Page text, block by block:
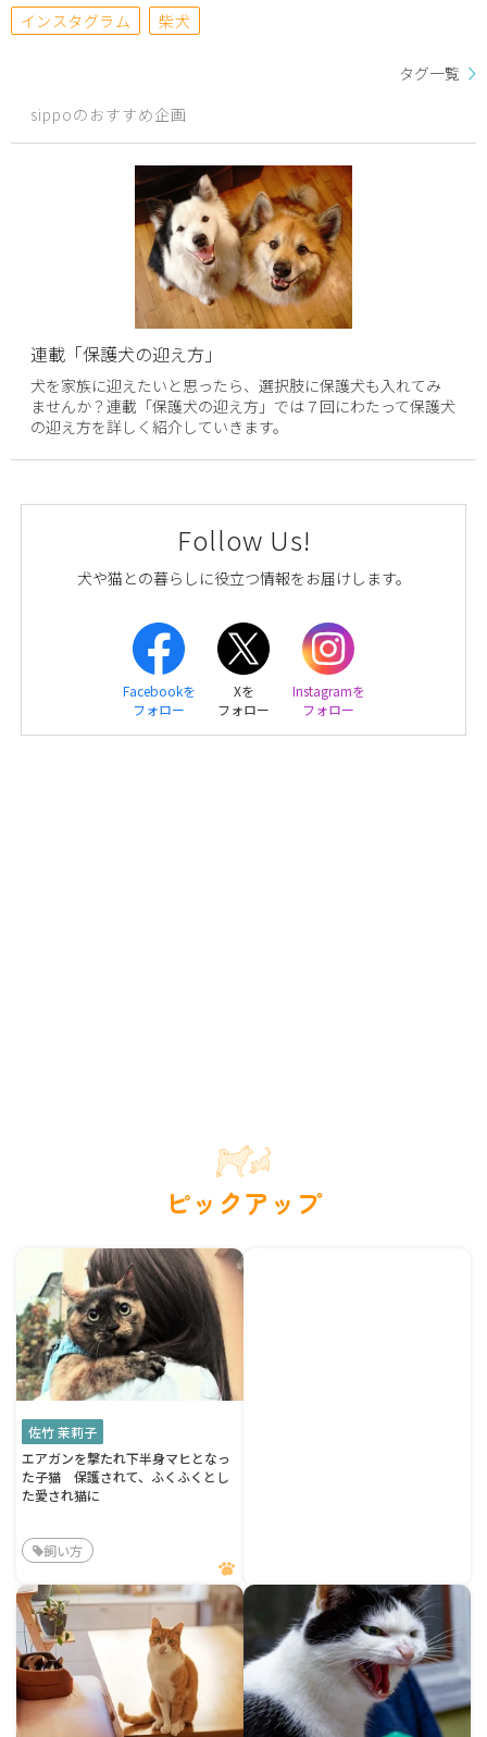
インスタグラム
柴犬
タグ一覧
sippoのおすすめ企画
連載「保護犬の迎え方」
犬を家族に迎えたいと思ったら、選択肢に保護犬も入れてみ
ませんか？連載「保護犬の迎え方」では７回にわたって保護犬
の迎え方を詳しく紹介していきます。
Follow Us!
犬や猫との暮らしに役立つ情報をお届けします。
Facebookを
フォロー
Xを
フォロー
Instagramを
フォロー
ピックアップ
佐竹 茉莉子
エアガンを撃たれ下半身マヒとなっ
た子猫 保護されて、ふくふくとし
た愛され猫に
飼い方